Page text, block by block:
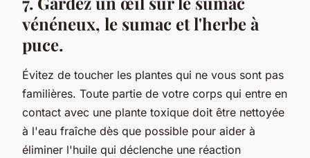
vénéneux, le sumac et l'herbe à
puce.
Évitez de toucher les plantes qui ne vous sont pas
familières. Toute partie de votre corps qui entre en
contact avec une plante toxique doit être nettoyée
à l'eau fraîche dès que possible pour aider à
éliminer l'huile qui déclenche une réaction